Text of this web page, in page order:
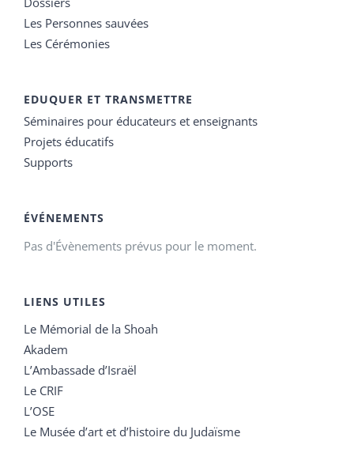
Les Personnes sauvées
Les Cérémonies
EDUQUER ET TRANSMETTRE
Séminaires pour éducateurs et enseignants
Projets éducatifs
Supports
ÉVÉNEMENTS
Pas d'Évènements prévus pour le moment.
LIENS UTILES
Le Mémorial de la Shoah
Akadem
L’Ambassade d’Israël
Le CRIF
L’OSE
Le Musée d’art et d’histoire du Judaïsme